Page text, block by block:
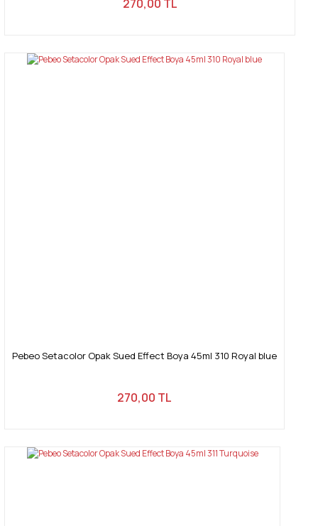
270,00 TL
Pebeo Setacolor Opak Sued Effect Boya 45ml 310 Royal blue
270,00 TL